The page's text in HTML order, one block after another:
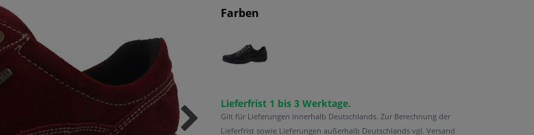
Farben
Lieferfrist 1 bis 3 Werktage.
Gilt für Lieferungen innerhalb Deutschlands. Zur Berechnung der
Lieferfrist sowie Lieferungen außerhalb Deutschlands vgl. Versand